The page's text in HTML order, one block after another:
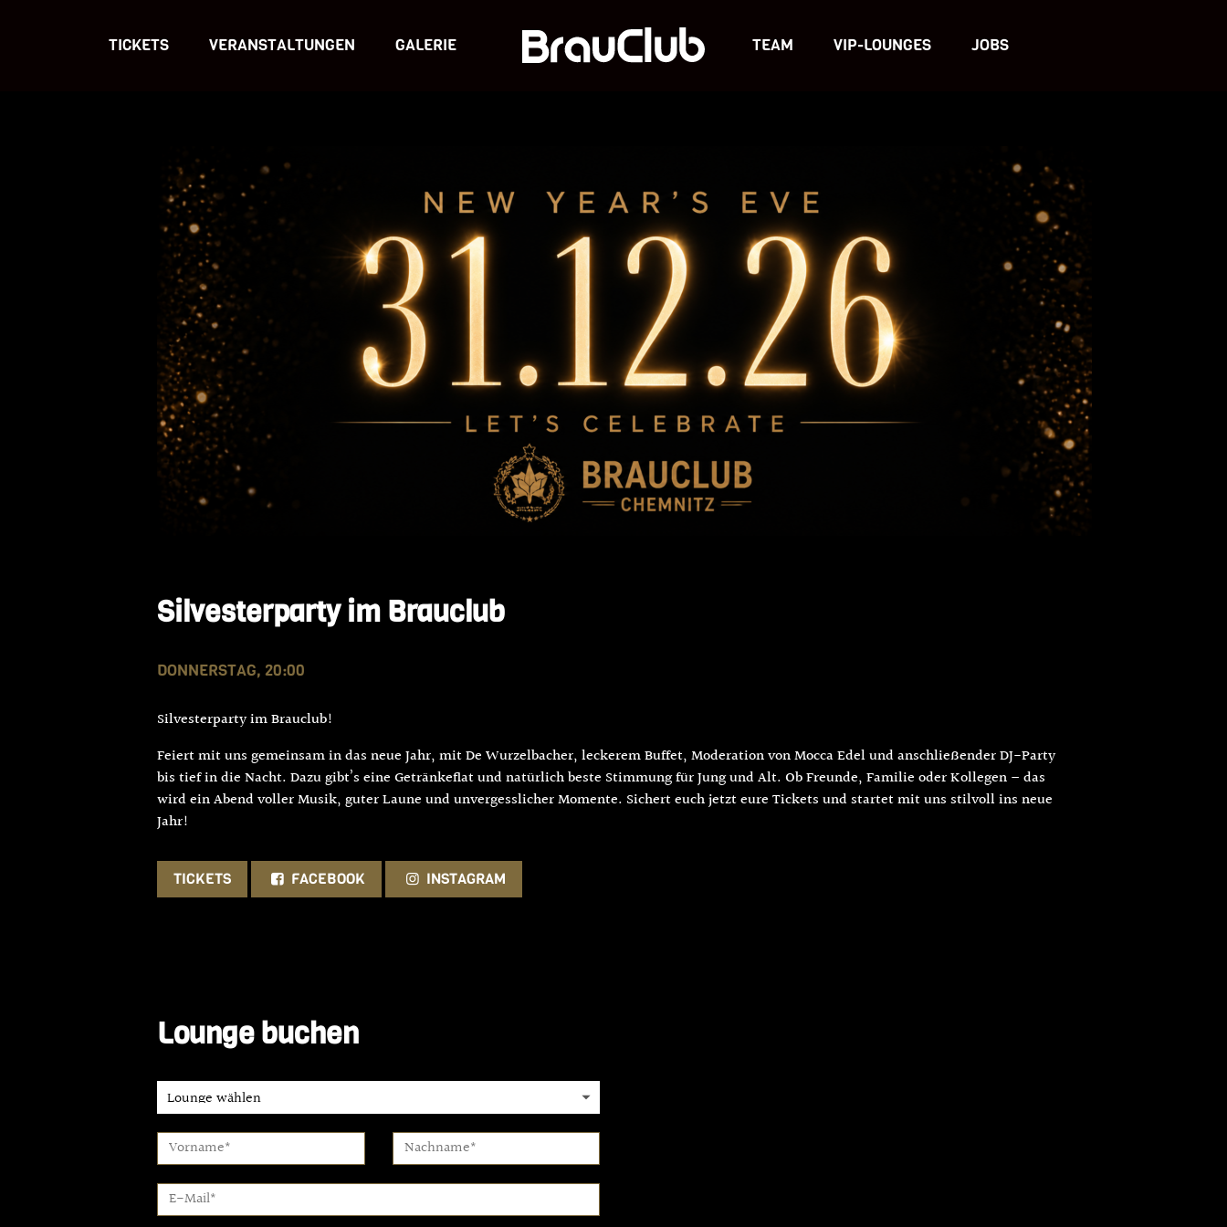
TICKETS VERANSTALTUNGEN GALERIE TEAM VIP-LOUNGES JOBS
Silvesterparty im Brauclub
DONNERSTAG, 20:00
Silvesterparty im Brauclub!
Feiert mit uns gemeinsam in das neue Jahr, mit De Wurzelbacher, leckerem Buffet, Moderation von Mocca Edel und anschließender DJ-Party
bis tief in die Nacht. Dazu gibt’s eine Getränkeflat und natürlich beste Stimmung für Jung und Alt. Ob Freunde, Familie oder Kollegen – das
wird ein Abend voller Musik, guter Laune und unvergesslicher Momente. Sichert euch jetzt eure Tickets und startet mit uns stilvoll ins neue
Jahr!
TICKETS FACEBOOK INSTAGRAM
Lounge buchen